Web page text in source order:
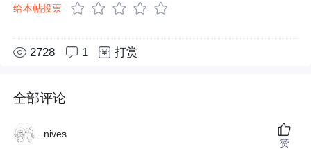
给本帖投票
2728 1 打赏
全部评论
_nives
赞